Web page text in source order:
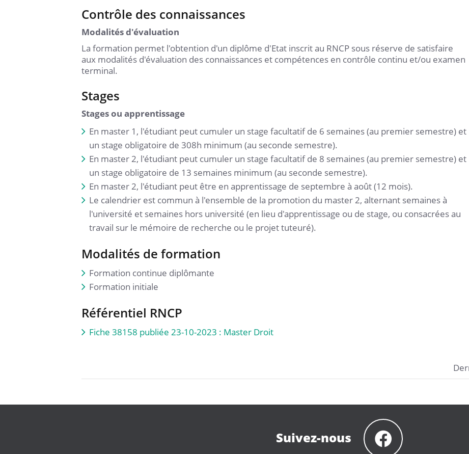
Contrôle des connaissances
Modalités d'évaluation
La formation permet l'obtention d'un diplôme d'Etat inscrit au RNCP sous réserve de satisfaire
aux modalités d'évaluation des connaissances et compétences en contrôle continu et/ou examen
terminal.
Stages
Stages ou apprentissage
En master 1, l'étudiant peut cumuler un stage facultatif de 6 semaines (au premier semestre) et
un stage obligatoire de 308h minimum (au seconde semestre).
En master 2, l'étudiant peut cumuler un stage facultatif de 8 semaines (au premier semestre) et
un stage obligatoire de 13 semaines minimum (au seconde semestre).
En master 2, l'étudiant peut être en apprentissage de septembre à août (12 mois).
Le calendrier est commun à l'ensemble de la promotion du master 2, alternant semaines à
l'université et semaines hors université (en lieu d'apprentissage ou de stage, ou consacrées au
travail sur le mémoire de recherche ou le projet tuteuré).
Modalités de formation
Formation continue diplômante
Formation initiale
Référentiel RNCP
Fiche 38158 publiée 23-10-2023 : Master Droit
Suivez-nous